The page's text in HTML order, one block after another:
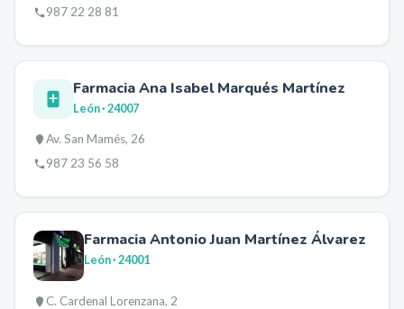
987 22 28 81
Farmacia Ana Isabel Marqués Martínez
León· 24007
Av. San Mamés, 26
987 23 56 58
Farmacia Antonio Juan Martínez Álvarez
León· 24001
C. Cardenal Lorenzana, 2